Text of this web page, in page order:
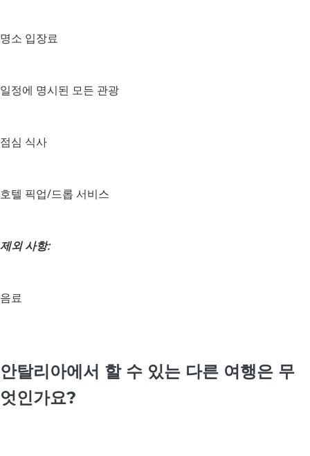
명소 입장료
일정에 명시된 모든 관광
점심 식사
호텔 픽업/드롭 서비스
제외 사항:
음료
안탈리아에서 할 수 있는 다른 여행은 무
엇인가요?